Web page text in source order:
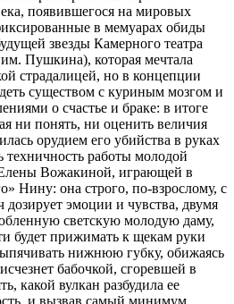
появившегося на мировых
в мемуарах обиды
звезды Камерного театра
Пушкина), которая мечтала
страдалицей, но в концепции
существом с куриным мозгом и
о счастье и браке: в итоге
ни понять, ни оценить величия
орудием его убийства в руках
техничность работы молодой
Вожакиной, играющей в
Нину: она строго, по-взрослому, с
эмоции и чувства, двумя
светскую молодую даму,
будет прижимать к щекам руки
нижнюю губку, обижаясь
бабочкой, сгоревшей в
какой вулкан разбудила ее
и вызвав самый минимум